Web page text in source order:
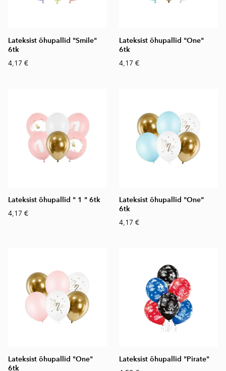
Lateksist õhupallid "Smile"
6tk
4,17 €
Lateksist õhupallid "One"
6tk
4,17 €
Lateksist õhupallid " 1 " 6tk
4,17 €
Lateksist õhupallid "One"
6tk
4,17 €
Lateksist õhupallid "One"
6tk
Lateksist õhupallid "Pirate"